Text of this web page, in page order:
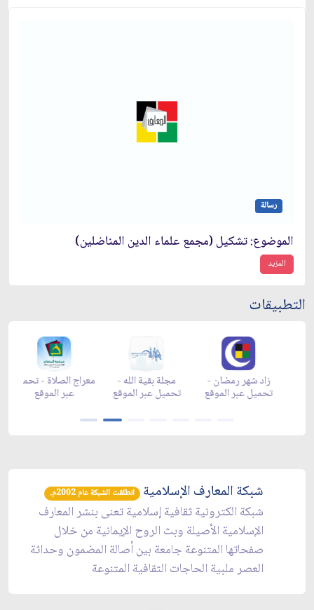
رسالة
الموضوع: تشكيل (مجمع علماء الدين المناضلين)
المزيد
التطبيقات
مجلة بقية
تحميل عبر
زاد شهر رمضان -
تحميل عبر الموقع
زاد شهر رمضان -
appstore
رمضان -
شبكة المعارف الإسلامية انطلقت الشبكة عام 2002م.
شبكة الكترونية ثقافية إسلامية تعنى بنشر المعارف
الإسلامية الأصيلة وبث الروح الإيمانية من خلال
صفحاتها المتنوعة جامعة بين أصالة المضمون وحداثة
العصر ملبية الحاجات الثقافية المتنوعة